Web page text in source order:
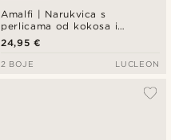
Amalfi | Narukvica s
perlicama od kokosa i
prirodnog kamena
24,95 €
2 BOJE LUCLEON